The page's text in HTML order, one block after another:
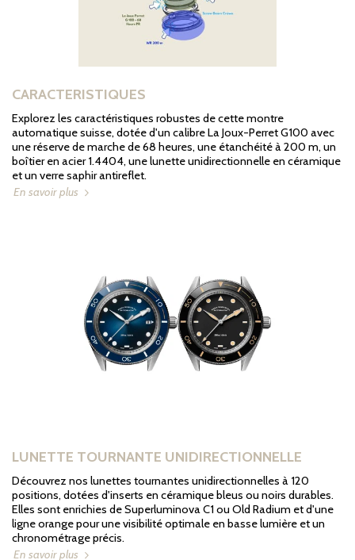
CARACTERISTIQUES
Explorez les caractéristiques robustes de cette montre
automatique suisse, dotée d'un calibre La Joux-Perret G100 avec
une réserve de marche de 68 heures, une étanchéité à 200 m, un
boîtier en acier 1.4404, une lunette unidirectionnelle en céramique
et un verre saphir antireflet.
En savoir plus
LUNETTE TOURNANTE UNIDIRECTIONNELLE
Découvrez nos lunettes tournantes unidirectionnelles à 120
positions, dotées d'inserts en céramique bleus ou noirs durables.
Elles sont enrichies de Superluminova C1 ou Old Radium et d'une
ligne orange pour une visibilité optimale en basse lumière et un
chronométrage précis.
En savoir plus